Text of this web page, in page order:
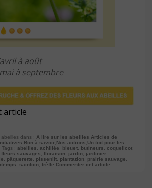
à août
à septembre
article
dans : A lire sur les abeilles Articles de
Bon à savoir Nos actions Un toit pour les
Tags : abeilles achillée bleuet butineurs coquelicot
fleurs sauvages floraison jardin jardinier
pâquerette pissenlit plantation prairie sauvage
sainfoin trèfle Commenter cet article